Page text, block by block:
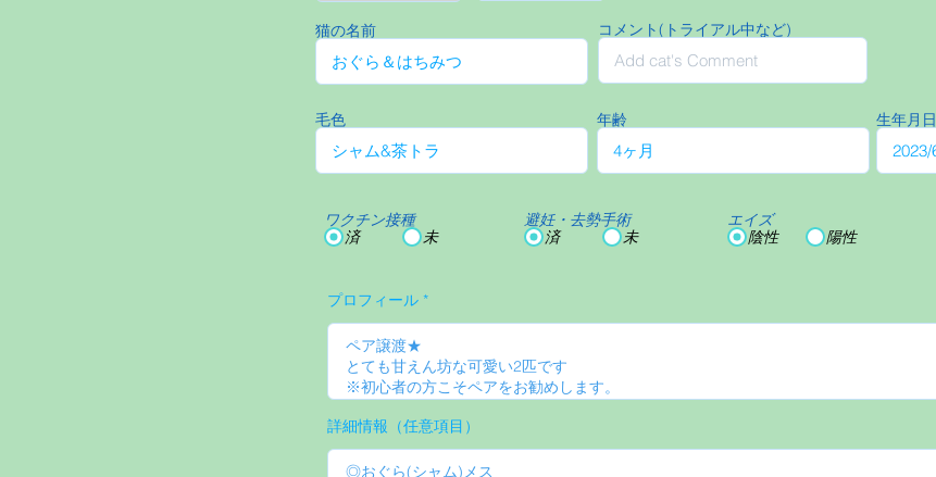
猫の名前 コメント(トライアル中など)
毛色 年齢 生年月日
ワクチン接種
済
未
避妊・去勢手術
済
未
エイズ
陰性
陽性
プロフィール
詳細情報（任意項目）